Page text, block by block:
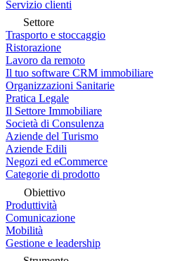
Servizio clienti
Settore
Trasporto e stoccaggio
Ristorazione
Lavoro da remoto
Il tuo software CRM immobiliare
Organizzazioni Sanitarie
Pratica Legale
Il Settore Immobiliare
Società di Consulenza
Aziende del Turismo
Aziende Edili
Negozi ed eCommerce
Categorie di prodotto
Obiettivo
Produttività
Comunicazione
Mobilità
Gestione e leadership